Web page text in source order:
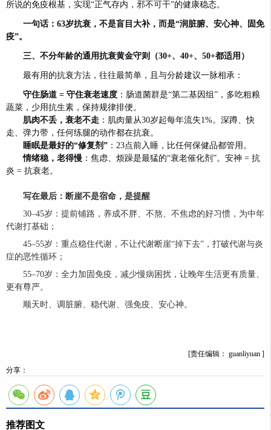
所说的免疫根基，实现“正气存内，邪不可干”的健康稳态。
一句话：63岁抗衰，不是盲目大补，而是“润脏腑、安心神、固免
疫”。
三、不分年龄的通用抗衰黄金守则（30+、40+、50+都适用）
最有用的抗衰方法，往往最简单，且与分龄建议一脉相承：
守住肠道 = 守住衰老速度 ：肠道菌群是“第二基因组”，多吃粗粮
蔬菜，少用抗生素，保持规律排便。
肌肉不丢，衰老不走 ：肌肉量从30岁起每年流失1%。深蹲、快
走、弹力带，任何练腿的动作都在抗衰。
睡眠是最好的“修复剂” ：23点前入睡，比任何保健品都管用。
情绪稳，老得慢 ：焦虑、烦躁是最猛的“衰老催化剂”。安神 = 抗
炎 = 抗衰老。
写在最后：断崖不是宿命，是提醒
30–45岁：提前铺路，养成不胖、不熬、不焦虑的好习惯，为中年
代谢打基础；
45–55岁：重点稳住代谢，不让代谢断崖“掉下去”，打破代谢与炎
症的恶性循环；
55–70岁：全力加固免疫，减少慢病困扰，让晚年生活更有质量、
更有尊严。
顺天时、调脏腑、稳代谢、强免疫、安心神。
[责任编辑： guanliyuan ]
分享：
推荐图文